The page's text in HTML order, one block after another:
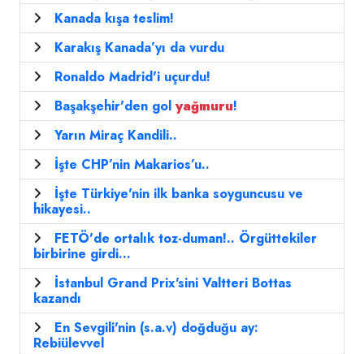
Kanada kışa teslim!
Karakış Kanada’yı da vurdu
Ronaldo Madrid'i uçurdu!
Başakşehir'den gol yağmuru!
Yarın Miraç Kandili..
İşte CHP’nin Makarios’u..
İşte Türkiye'nin ilk banka soyguncusu ve
hikayesi..
FETÖ'de ortalık toz-duman!.. Örgüttekiler
birbirine girdi...
İstanbul Grand Prix'sini Valtteri Bottas
kazandı
En Sevgili'nin (s.a.v) doğduğu ay:
Rebiülevvel